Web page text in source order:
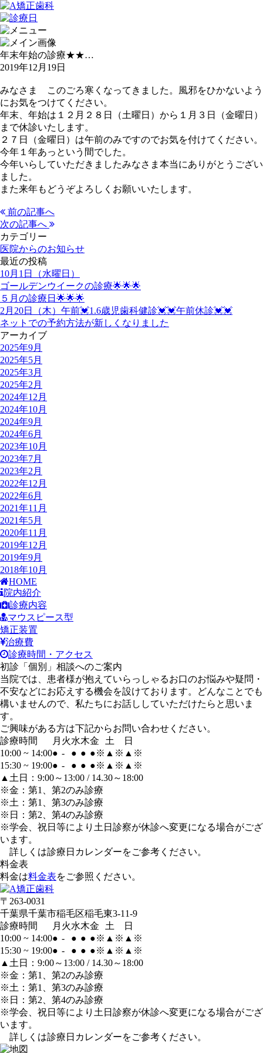
年末年始の診療★★…
2019年12月19日
みなさま このごろ寒くなってきました。風邪をひかないよう
にお気をつけてください。
年末、年始は１２月２８日（土曜日）から１月３日（金曜日）
まで休診いたします。
２７日（金曜日）は午前のみですのでお気を付けてください。
今年１年あっという間でした。
今年いらしていただきましたみなさま本当にありがとうござい
ました。
また来年もどうぞよろしくお願いいたします。
前の記事へ
次の記事へ
カテゴリー
医院からのお知らせ
最近の投稿
10月1日（水曜日）
ゴールデンウイークの診療🌟🌟🌟
５月の診療日🌟🌟🌟
2月20日（木）午前💓1.6歳児歯科健診💓💓午前休診💓💓
ネットでの予約方法が新しくなりました
アーカイブ
2025年9月
2025年5月
2025年3月
2025年2月
2024年12月
2024年10月
2024年9月
2024年6月
2023年10月
2023年7月
2023年2月
2022年12月
2022年6月
2021年11月
2021年5月
2020年11月
2019年12月
2019年9月
2018年10月
HOME
院内紹介
診療内容
マウスピース型
矯正装置
治療費
診療時間・アクセス
初診「個別」相談へのご案内
当院では、患者様が抱えていらっしゃるお口のお悩みや疑問・
不安などにお応えする機会を設けております。どんなことでも
構いませんので、私たちにお話ししていただけたらと思いま
す。
ご興味がある方は下記からお問い合わせください。
診療時間
月 火水木金 土
日
10:00 ~ 14:00● - ● ● ●※ ▲ ※ ▲ ※
15:30 ~ 19:00● - ● ● ●※ ▲ ※ ▲ ※
▲土日：9:00～13:00 / 14.30～18:00
※金：第1、第2のみ診療
※土：第1、第3のみ診療
※日：第2、第4のみ診療
※学会、祝日等により土日診察が休診へ変更になる場合がござ
います。
詳しくは診療日カレンダーをご参考ください。
料金表
料金は料金表をご参照ください。
〒263-0031
千葉県千葉市稲毛区稲毛東3-11-9
診療時間
月 火水木金 土
日
10:00 ~ 14:00● - ● ● ●※ ▲ ※ ▲ ※
15:30 ~ 19:00● - ● ● ●※ ▲ ※ ▲ ※
▲土日：9:00～13:00 / 14.30～18:00
※金：第1、第2のみ診療
※土：第1、第3のみ診療
※日：第2、第4のみ診療
※学会、祝日等により土日診察が休診へ変更になる場合がござ
います。
詳しくは診療日カレンダーをご参考ください。